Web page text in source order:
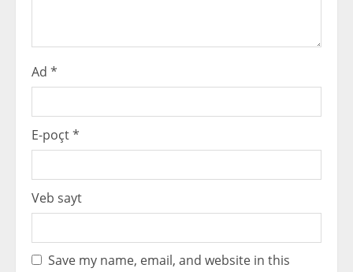
Ad *
E-poçt*
Veb sayt
Save my name, email, and website in this